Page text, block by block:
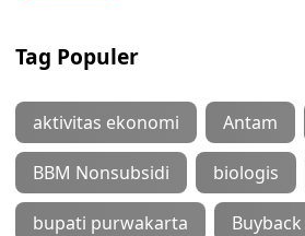
Tag Populer
aktivitas ekonomi Antam
BBM Nonsubsidi biologis
bupati purwakarta Buyback